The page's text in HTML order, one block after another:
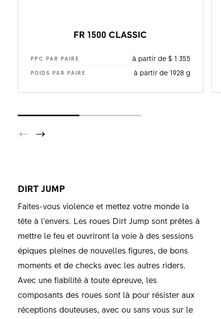
FR 1500 CLASSIC
PPC PAR PAIRE à partir de $ 1 355
POIDS PAR PAIRE à partir de 1928 g
DIRT JUMP
Faites-vous violence et mettez votre monde la
tête à l’envers. Les roues Dirt Jump sont prêtes à
mettre le feu et ouvriront la voie à des sessions
épiques pleines de nouvelles figures, de bons
moments et de checks avec les autres riders.
Avec une fiabilité à toute épreuve, les
composants des roues sont là pour résister aux
réceptions douteuses, avec ou sans vous sur le